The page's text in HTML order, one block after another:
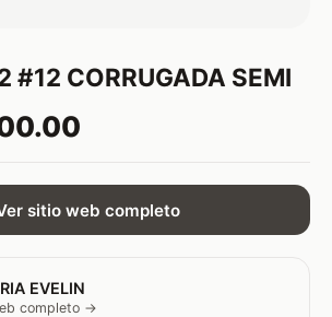
#12 CORRUGADA SEMI
sitio web completo
EVELIN
completo →